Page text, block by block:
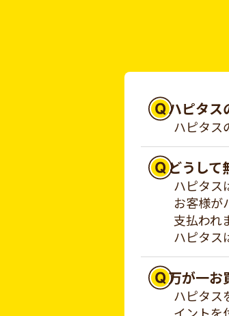
ハピタス
ハピタス
どうして
ハピタス
お客様が
支払われ
ハピタス
万が一お
ハピタス
イントを